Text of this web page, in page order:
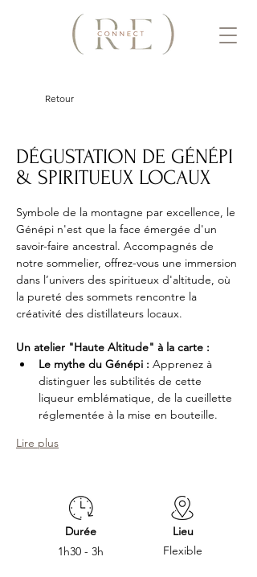
Retour
DÉGUSTATION DE GÉNÉPI
& SPIRITUEUX LOCAUX
Symbole de la montagne par excellence, le
Génépi n'est que la face émergée d'un
savoir-faire ancestral. Accompagnés de
notre sommelier, offrez-vous une immersion
dans l’univers des spiritueux d'altitude, où
la pureté des sommets rencontre la
créativité des distillateurs locaux.
Un atelier "Haute Altitude" à la carte :
Le mythe du Génépi : Apprenez à
distinguer les subtilités de cette
liqueur emblématique, de la cueillette
réglementée à la mise en bouteille.
Lire plus
Durée
1h30 - 3h
Lieu
Flexible